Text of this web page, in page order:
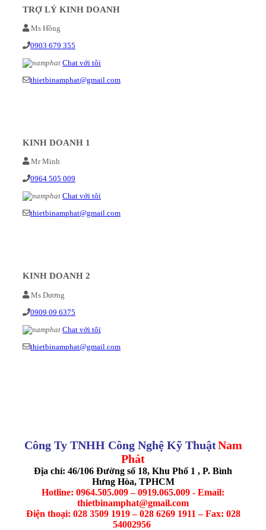
TRỢ LÝ KINH DOANH
Ms Hồng
0903 679 355
Chat với tôi
thietbinamphat@gmail.com
KINH DOANH 1
Mr Minh
0964 505 009
Chat với tôi
thietbinamphat@gmail.com
KINH DOANH 2
Ms Dương
0909 09 6375
Chat với tôi
thietbinamphat@gmail.com
Công Ty TNHH Công Nghệ Kỹ ThuậtNam
Phát
Địa chỉ: 46/106 Đường số 18, Khu Phố 1 , P. Bình
Hưng Hòa, TPHCM
Hotline: 0964.505.009 – 0919.065.009 - Email:
thietbinamphat@gmail.com
Điện thoại: 028 3509 1919 – 028 6269 1911 – Fax: 028
54002956